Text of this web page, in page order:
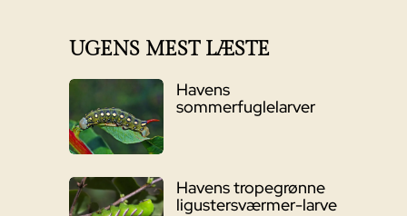
UGENS MEST LÆSTE
Havens
sommerfuglelarver
Havens tropegrønne
ligustersværmer-larve